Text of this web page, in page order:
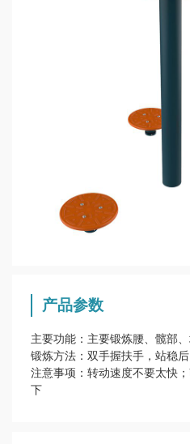
产品参数
主要功能：主要锻炼腰、髋部
锻炼方法：双手握扶手，站稳
注意事项：转动速度不要太快
下